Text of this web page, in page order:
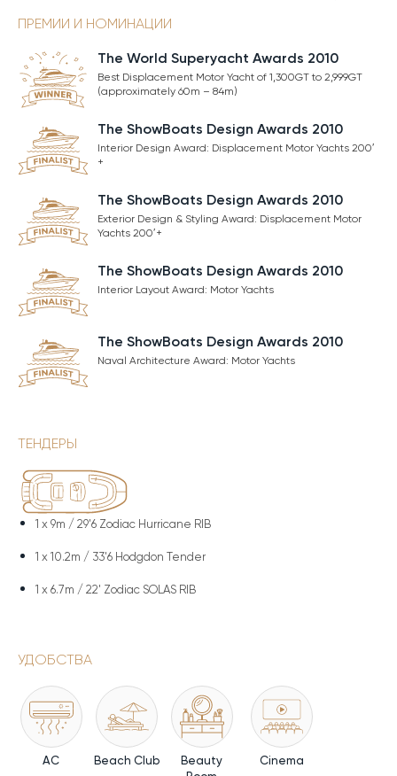
ПРЕМИИ И НОМИНАЦИИ
The World Superyacht Awards 2010
Best Displacement Motor Yacht of 1,300GT to 2,999GT
(approximately 60m – 84m)
The ShowBoats Design Awards 2010
Interior Design Award: Displacement Motor Yachts 200′
+
The ShowBoats Design Awards 2010
Exterior Design & Styling Award: Displacement Motor
Yachts 200′+
The ShowBoats Design Awards 2010
Interior Layout Award: Motor Yachts
The ShowBoats Design Awards 2010
Naval Architecture Award: Motor Yachts
ТЕНДЕРЫ
1 x 9m / 29'6 Zodiac Hurricane RIB
1 x 10.2m / 33'6 Hodgdon Tender
1 x 6.7m / 22' Zodiac SOLAS RIB
УДОБСТВА
AC Beach Club
Beauty
Cinema